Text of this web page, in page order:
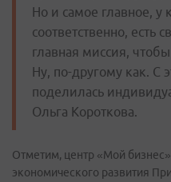
Но и самое главное, у
соответственно, есть
главная миссия,
Ну, по-другому как. С
поделилась
Ольга Короткова.
Отметим, центр «Мой
экономического развития